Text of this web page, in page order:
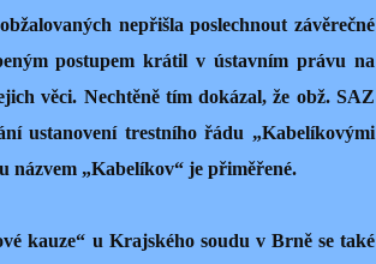
nepřišla poslechnout závěrečné
postupem krátil v ústavním právu na
věci. Nechtěně tím dokázal, že obž. SAZ
ustanovení trestního řádu „Kabelíkovými
názvem „Kabelíkov“ je přiměřené.
kauze“ u Krajského soudu v Brně se také